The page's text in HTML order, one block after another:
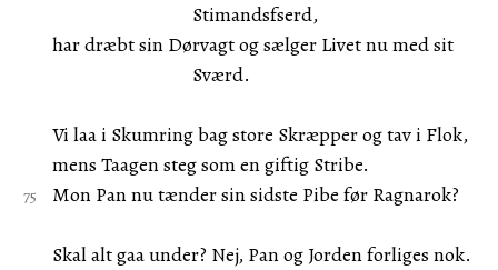
Stimandsfserd,
har dræbt sin Dørvagt og sælger Livet nu med sit
Sværd.
Vi laa i Skumring bag store Skræpper og tav i Flok,
mens Taagen steg som en giftig Stribe.
Mon Pan nu tænder sin sidste Pibe før Ragnarok?
Skal alt gaa under? Nej, Pan og Jorden forliges nok.